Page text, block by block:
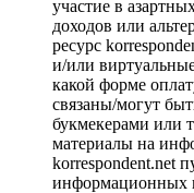
участие в
доходов или
ресурс
и/или
какой форме
связаны/могут
букмекерами или
материалы на
korrespondent.net
информационных